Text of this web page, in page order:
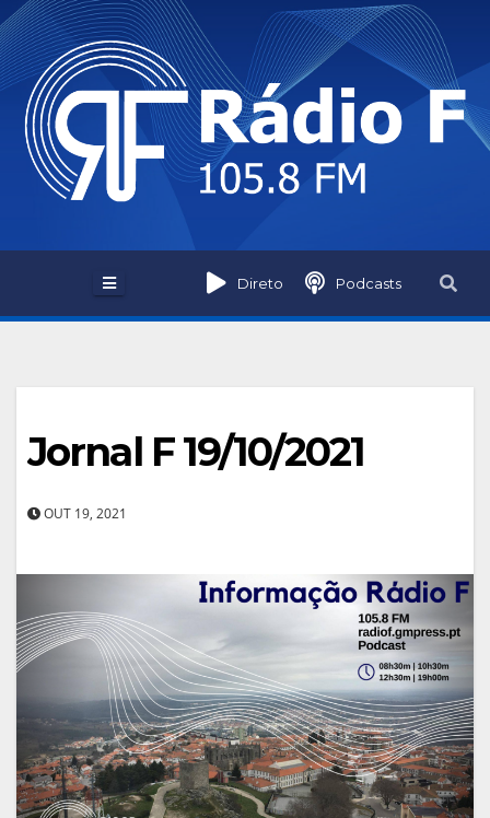
Skip
to
content
Direto Podcasts
Jornal F 19/10/2021
OUT 19, 2021